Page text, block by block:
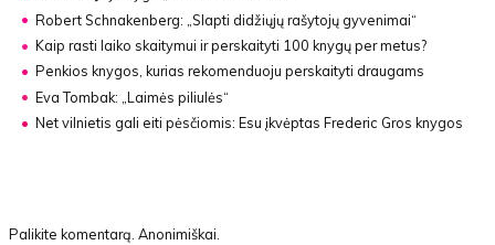
Robert Schnakenberg: „Slapti didžiųjų rašytojų gyvenimai“
Kaip rasti laiko skaitymui ir perskaityti 100 knygų per metus?
Penkios knygos, kurias rekomenduoju perskaityti draugams
Eva Tombak: „Laimės piliulės“
Net vilnietis gali eiti pėsčiomis: Esu įkvėptas Frederic Gros knygos
Palikite komentarą. Anonimiškai.